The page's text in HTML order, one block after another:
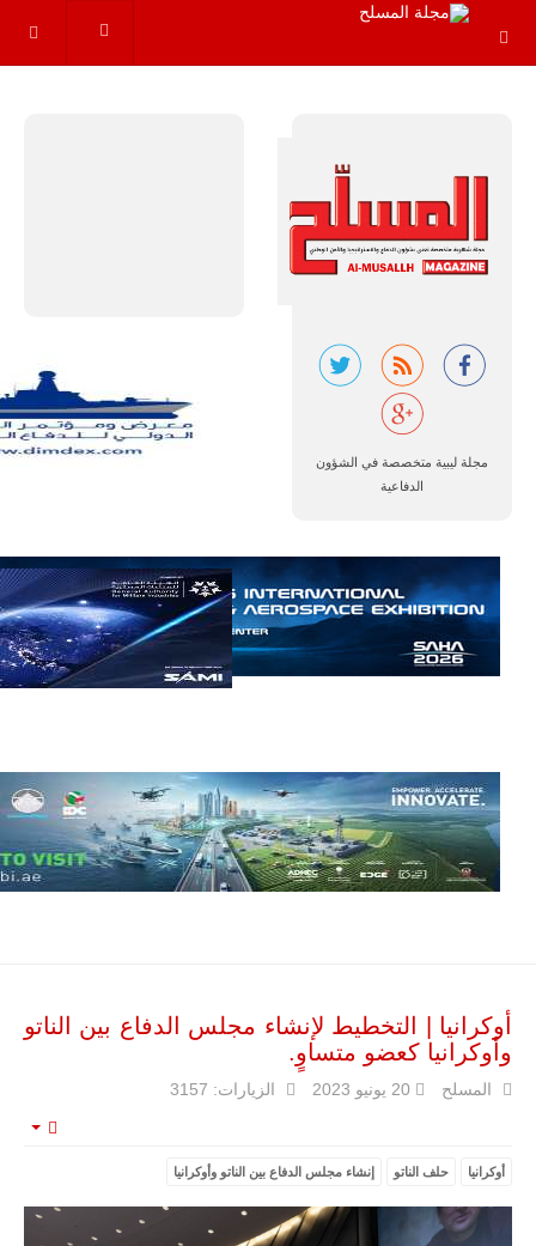
مجلة ليبية متخصصة في الشؤون
الدفاعية
خلال العشرين
الأفريقي في
حرب
العصابات في
مالي.
مع تصاعد حدة
الحرب الجوية
الروسية في
باماكو وبالنسبة
لحملة مكافحة
التمرد في
منطقة الساحل،
فإن الجمع بين
قدرة طائرة
أوريون على
أوكرانيا | التخطيط لإنشاء مجلس الدفاع بين الناتو
وأوكرانيا كعضو متساوٍ.
المسلح 20 يونيو 2023 الزيارات: 3157
أوكرانيا حلف الناتو إنشاء مجلس الدفاع بين الناتو وأوكرانيا